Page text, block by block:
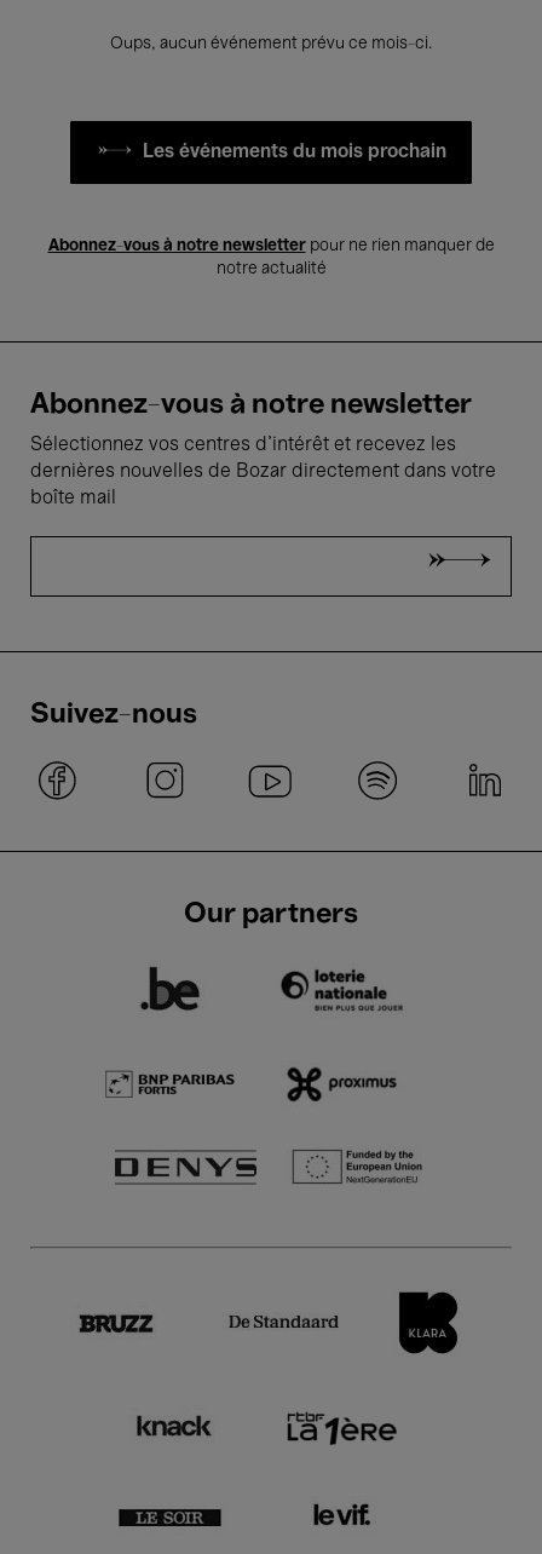
Oups, aucun événement prévu ce mois-ci.
Les événements du mois prochain
Abonnez-vous à notre newsletterpour ne rien manquer de
notre actualité
Abonnez-vous à notre newsletter
Sélectionnez vos centres d'intérêt et recevez les
dernières nouvelles de Bozar directement dans votre
boîte mail
Suivez-nous
Our partners